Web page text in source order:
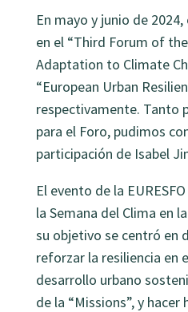
En mayo y junio de
en el “Third Forum of
Adaptation to Climate
“European Urban
respectivamente. Tanto
para el Foro, pudimos
participación de Isabel
El evento de la
la Semana del Clima en
su objetivo se centró en
reforzar la resiliencia en
desarrollo urbano
de la “Missions”, y hacer